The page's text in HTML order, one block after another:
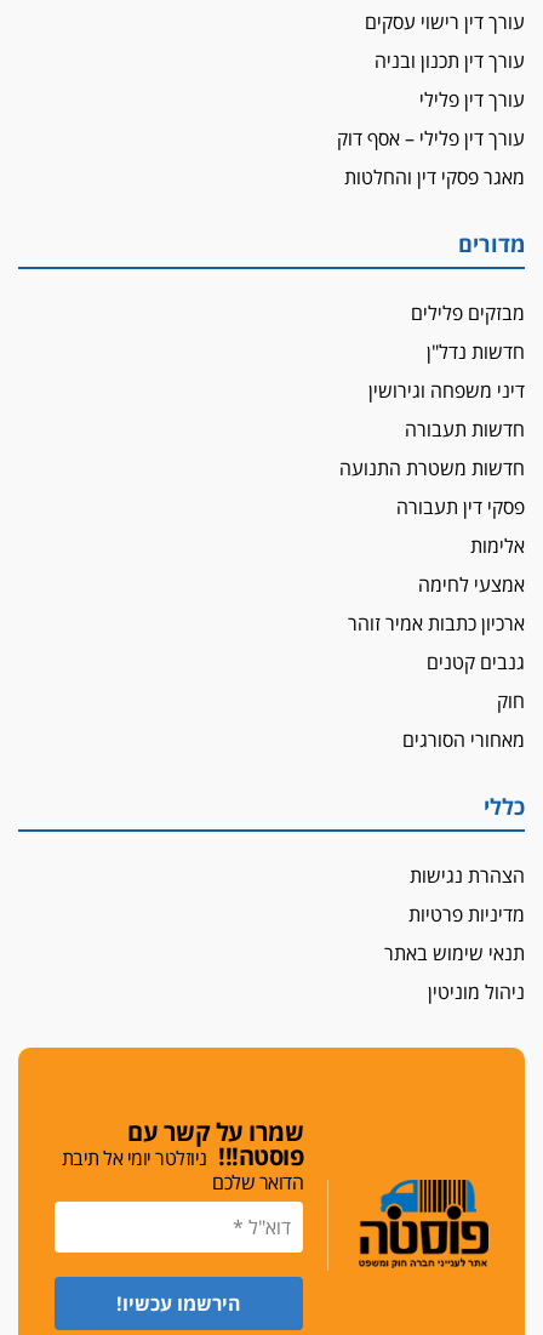
עורך דין רישוי עסקים
עורך דין תכנון ובניה
עורך דין פלילי
עורך דין פלילי – אסף דוק
מאגר פסקי דין והחלטות
מדורים
מבזקים פלילים
חדשות נדל"ן
דיני משפחה וגירושין
חדשות תעבורה
חדשות משטרת התנועה
פסקי דין תעבורה
אלימות
אמצעי לחימה
ארכיון כתבות אמיר זוהר
גנבים קטנים
חוק
מאחורי הסורגים
כללי
הצהרת נגישות
מדיניות פרטיות
תנאי שימוש באתר
ניהול מוניטין
שמרו על קשר עם
פוסטה!!! ניוזלטר יומי אל תיבת
הדואר שלכם